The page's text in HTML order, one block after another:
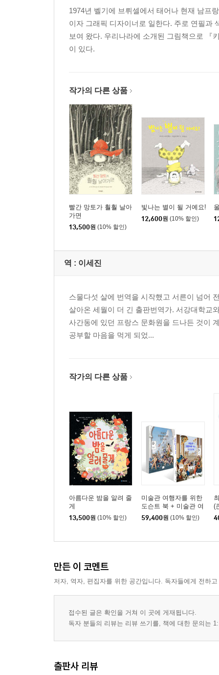
1974년 벨기에 브뤼셀에서 태어나 현재 남프
이자 그래픽 디자이너로 일한다. 주로 연필과
보여 왔다. 우리나라에 소개된 그림책으로 『
이 있다.
작가의 다른 상품
빨간 망토가 훨훨 날아
가면
13,500원 (10% 할인)
빛나는 별이 될 거예요!
12,600원 (10% 할인)
역 : 이세진
스물다섯 살에 번역을 시작했고 서른이 넘어
살아온 세월이 더 긴 출판번역가. 서강대학교
사간동에 있던 프랑스 문화원을 드나든 것이
공부할 마음을 먹게 되었...
작가의 다른 상품
아름다운 밤을 알려 줄
게
13,500원 (10% 할인)
미술관 여행자를 위한
도슨트 북 + 미술관 여
행자를 위한 도슨트 북
II 세트
59,400원 (10% 할인)
(
만든 이 코멘트
저자, 역자, 편집자를 위한 공간입니다. 독자들에게 전하
접수된 글은 확인을 거쳐 이 곳에 게재됩니다.
독자 분들의 리뷰는 리뷰 쓰기를, 책에 대한 문의는
출판사 리뷰